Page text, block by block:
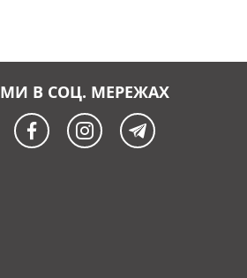
МИ В СОЦ. МЕРЕЖАХ